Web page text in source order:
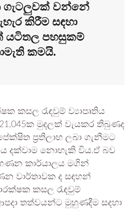
ගැටලුවක් වන්නේ
කිරීම සඳහා
යටිතල පහසුකම්
කමයි.
කසල රැඳවුම් ව්‍යාපෘතිය
මුදලක් වැයකර තිබුණද
ප්‍රතිලාභ ලබා ගැනීමට
දක්වාම නොහැකි විය.ඒ බව
කාර්යාලය මගින්
වාර්තාවක ද සඳහන්
කසල රැඳවුම්
තත්වයන්ට මුහුණදීම සදහා